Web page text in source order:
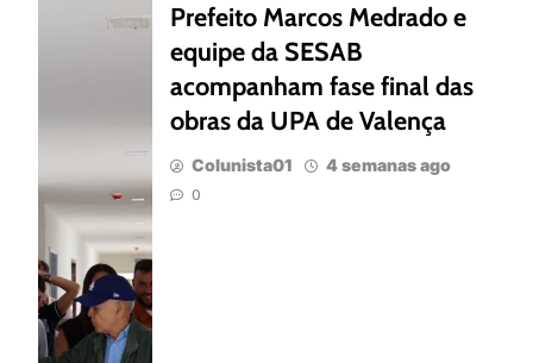
Prefeito Marcos Medrado e
equipe da SESAB
acompanham fase final das
obras da UPA de Valença
Colunista01 4 semanas ago
0